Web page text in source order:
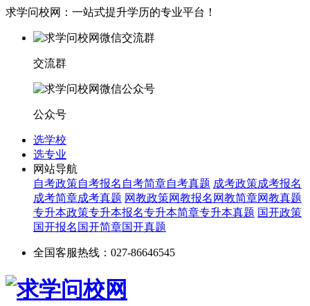
求学问校网：一站式提升学历的专业平台！
交流群
公众号
选学校
选专业
网站导航
自考政策自考报名 自考简章自考真题 成考政策成考报名
成考简章成考真题 网教政策网教报名 网教简章网教真题
专升本政策专升本报名专升本简章专升本真题 国开政策
国开报名 国开简章国开真题
全国客服热线：027-86646545